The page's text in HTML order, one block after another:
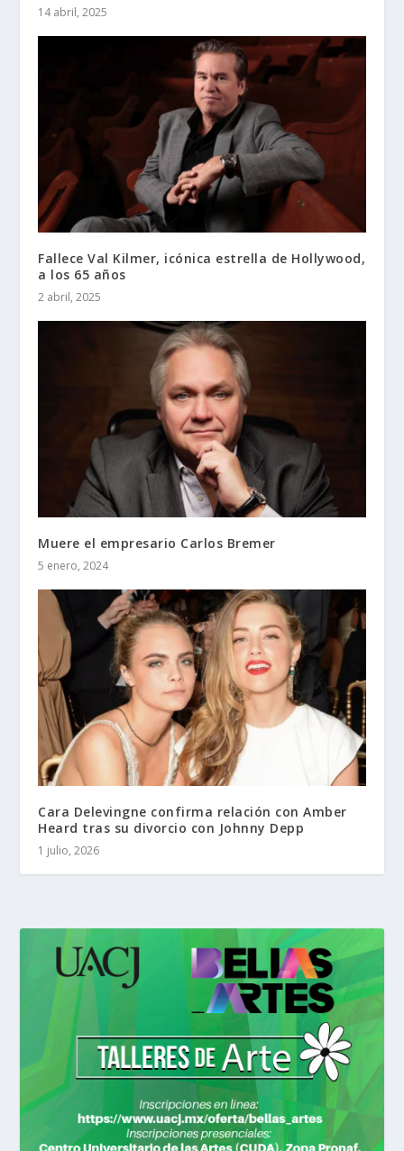
14 abril, 2025
Fallece Val Kilmer, icónica estrella de Hollywood,
a los 65 años
2 abril, 2025
Muere el empresario Carlos Bremer
5 enero, 2024
Cara Delevingne confirma relación con Amber
Heard tras su divorcio con Johnny Depp
1 julio, 2026